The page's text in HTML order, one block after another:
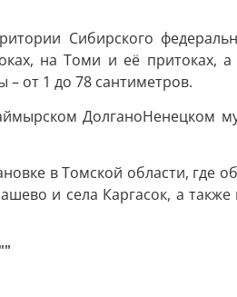
Сибирского
на Томи и её притоках,
– от 1 до 78 сантиметров.
ДолганоНенецком
в Томской области, где
и села Каргасок, а